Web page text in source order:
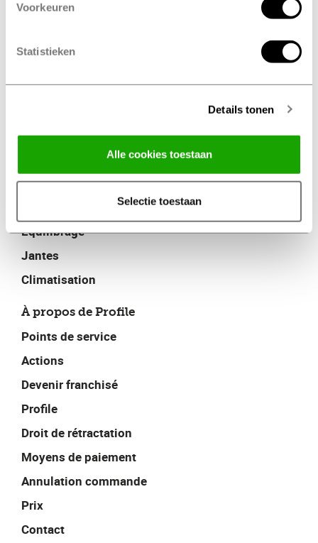
Voorkeuren
Statistieken
Details tonen
Alle cookies toestaan
Selectie toestaan
Pneus
Entretien
Pneus été
Pneus 4 saisons
Permutation
Équilibrage
Jantes
Climatisation
Michelin
Goodyear
Fulda
Mastersteel
Continental
Uniroyal
À propos de Profile
Points de service
Actions
Devenir franchisé
Profile
Droit de rétractation
Moyens de paiement
Annulation commande
Prix
Contact